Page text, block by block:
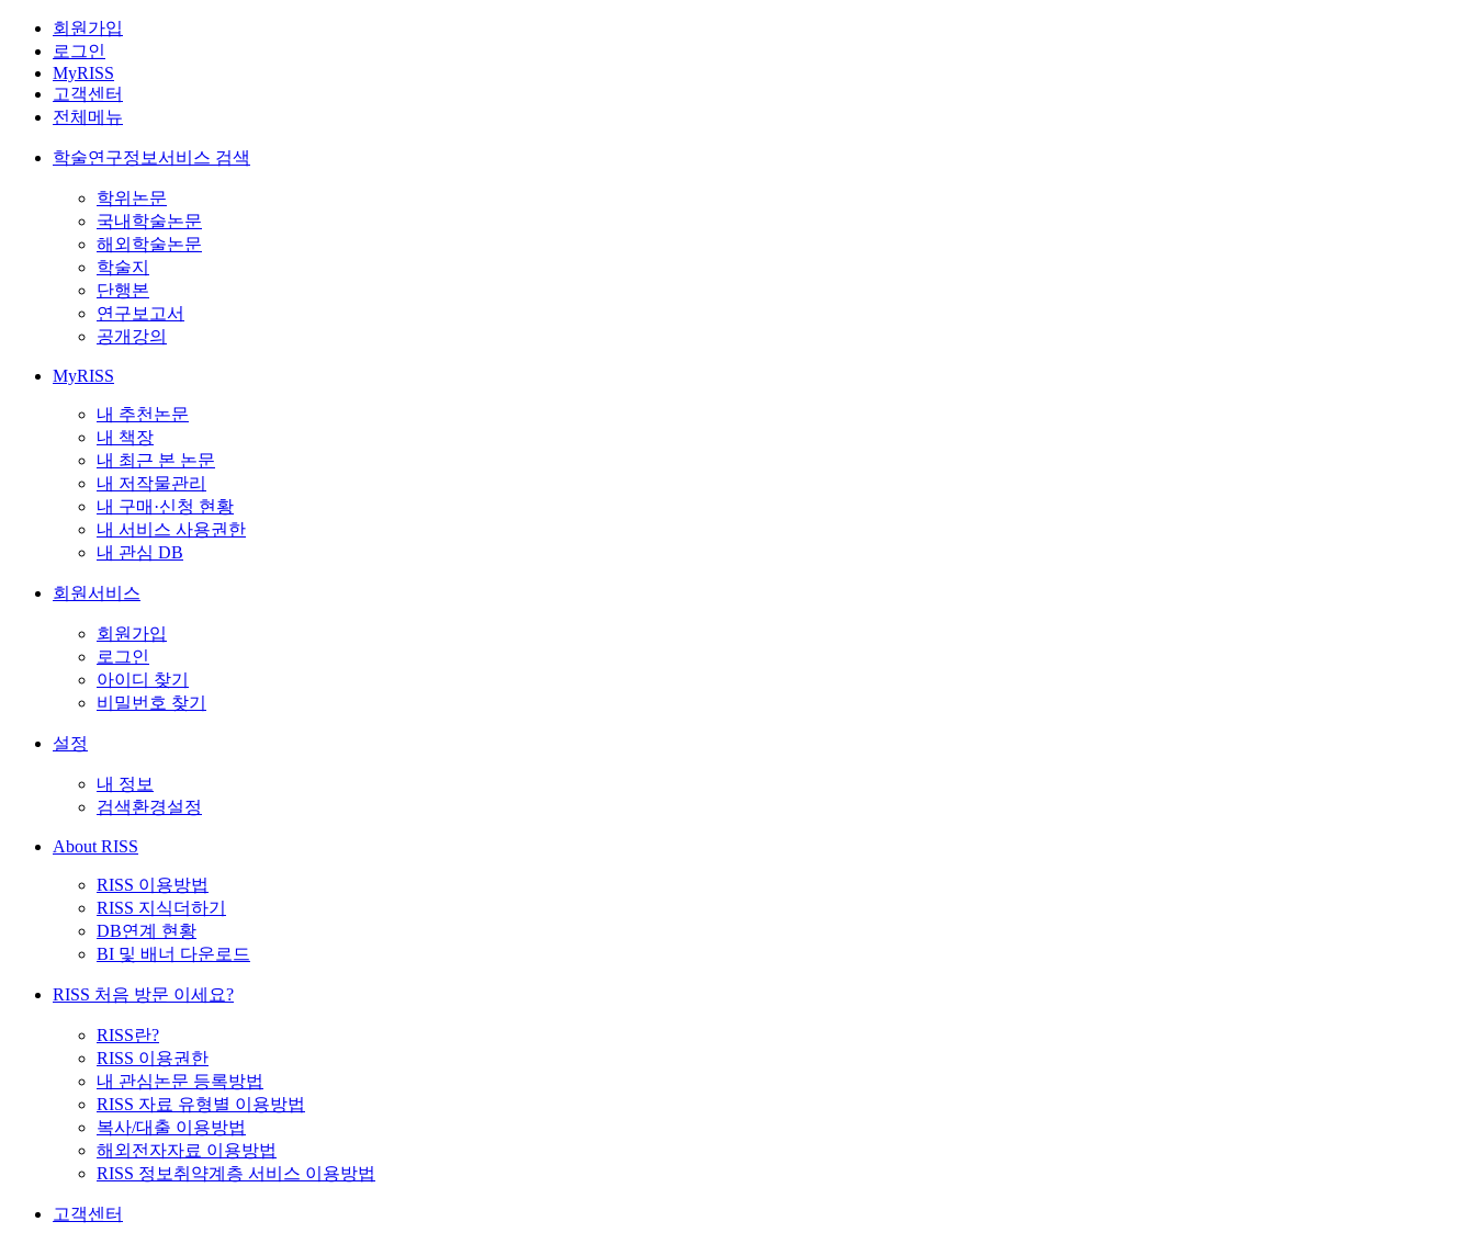
회원가입
로그인
MyRISS
고객센터
전체메뉴
학술연구정보서비스 검색
학위논문
국내학술논문
해외학술논문
학술지
단행본
연구보고서
공개강의
MyRISS
내 추천논문
내 책장
내 최근 본 논문
내 저작물관리
내 구매·신청 현황
내 서비스 사용권한
내 관심 DB
회원서비스
회원가입
로그인
아이디 찾기
비밀번호 찾기
설정
내 정보
검색환경설정
About RISS
RISS 이용방법
RISS 지식더하기
DB연계 현황
BI 및 배너 다운로드
RISS 처음 방문 이세요?
RISS란?
RISS 이용권한
내 관심논문 등록방법
RISS 자료 유형별 이용방법
복사/대출 이용방법
해외전자자료 이용방법
RISS 정보취약계층 서비스 이용방법
고객센터